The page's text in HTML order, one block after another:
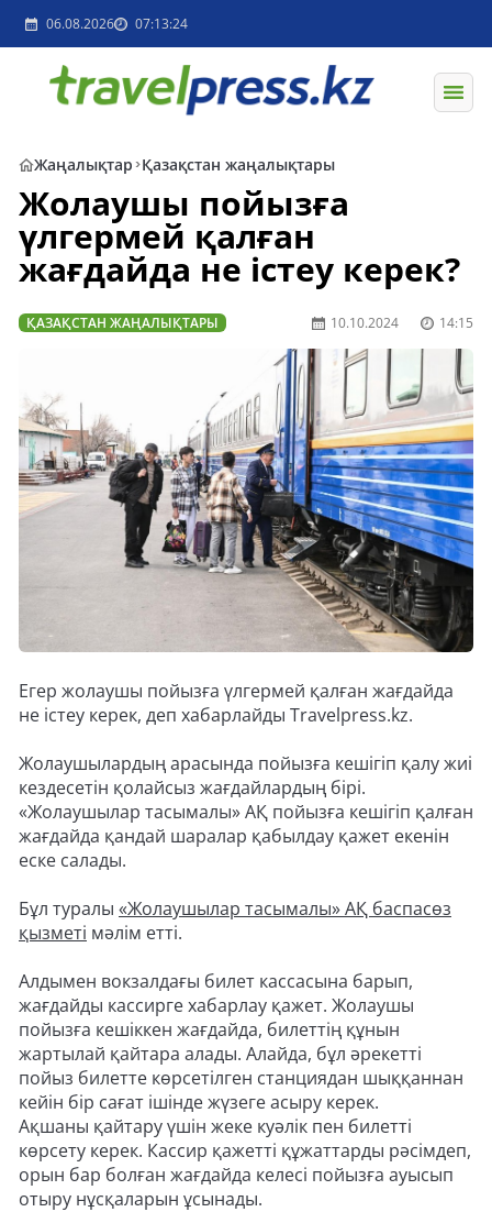
06.08.2026 07:13:24
Жаңалықтар Қазақстан жаңалықтары
Жолаушы пойызға
үлгермей қалған
жағдайда не істеу керек?
ҚАЗАҚСТАН ЖАҢАЛЫҚТАРЫ 10.10.2024 14:15
Егер жолаушы пойызға үлгермей қалған жағдайда
не істеу керек, деп хабарлайды Travelpress.kz.
Жолаушылардың арасында пойызға кешігіп қалу жиі
кездесетін қолайсыз жағдайлардың бірі.
«Жолаушылар тасымалы» АҚ пойызға кешігіп қалған
жағдайда қандай шаралар қабылдау қажет екенін
еске салады.
Бұл туралы «Жолаушылар тасымалы» АҚ баспасөз
қызметі мәлім етті.
Алдымен вокзалдағы билет кассасына барып,
жағдайды кассирге хабарлау қажет. Жолаушы
пойызға кешіккен жағдайда, билеттің құнын
жартылай қайтара алады. Алайда, бұл әрекетті
пойыз билетте көрсетілген станциядан шыққаннан
кейін бір сағат ішінде жүзеге асыру керек.
Ақшаны қайтару үшін жеке куәлік пен билетті
көрсету керек. Кассир қажетті құжаттарды рәсімдеп,
орын бар болған жағдайда келесі пойызға ауысып
отыру нұсқаларын ұсынады.